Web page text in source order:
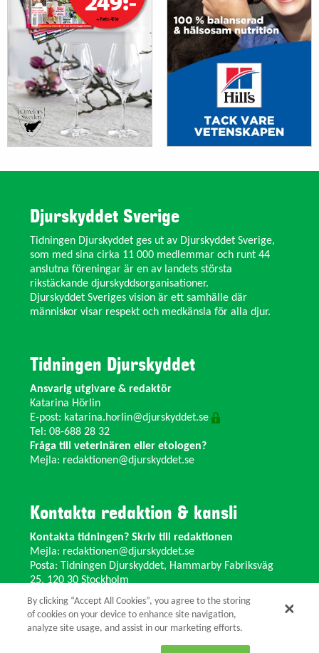
Djurskyddet Sverige
Tidningen Djurskyddet ges ut av Djurskyddet Sverige,
som med sina cirka 11 000 medlemmar och runt 44
anslutna föreningar är en av landets största
rikstäckande djurskyddsorganisationer.
Djurskyddet Sveriges vision är ett samhälle där
människor visar respekt och medkänsla för alla djur.
Tidningen Djurskyddet
Ansvarig utgivare & redaktör
Katarina Hörlin
E-post: katarina.horlin@djurskyddet.se
Tel: 08-688 28 32
Fråga till veterinären eller etologen?
Mejla: redaktionen@djurskyddet.se
Kontakta redaktion & kansli
Kontakta tidningen? Skriv till redaktionen
Mejla: redaktionen@djurskyddet.se
Posta: Tidningen Djurskyddet, Hammarby Fabriksväg
25, 120 30 Stockholm
Ändra adress? Kontakta kansliet
Växel: 08-673 35 11 E-post:
info@djurskyddet.se
© 2026 Tidningen Djurskyddet.
By clicking “Accept All Cookies”, you agree to the storing
of cookies on your device to enhance site navigation,
analyze site usage, and assist in our marketing efforts.